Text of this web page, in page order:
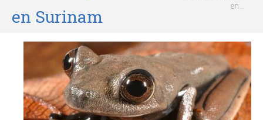
en Surinam
en…